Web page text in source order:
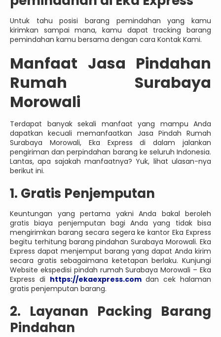
Untuk tahu posisi barang pemindahan yang kamu
kirimkan sampai mana, kamu dapat tracking barang
pemindahan kamu bersama dengan cara Kontak Kami.
Manfaat Jasa Pindahan
Rumah Surabaya
Morowali
Terdapat banyak sekali manfaat yang mampu Anda
dapatkan kecuali memanfaatkan Jasa Pindah Rumah
Surabaya Morowali, Eka Express di dalam jalankan
pengiriman dan perpindahan barang ke seluruh Indonesia.
Lantas, apa sajakah manfaatnya? Yuk, lihat ulasan-nya
berikut ini.
1. Gratis Penjemputan
Keuntungan yang pertama yakni Anda bakal beroleh
gratis biaya penjemputan bagi Anda yang tidak bisa
mengirimkan barang secara segera ke kantor Eka Express
begitu terhitung barang pindahan Surabaya Morowali. Eka
Express dapat menjemput barang yang dapat Anda kirim
secara gratis sebagaimana ketetapan berlaku. Kunjungi
Website ekspedisi pindah rumah Surabaya Morowali – Eka
Express di https://ekaexpress.comdan cek halaman
gratis penjemputan barang.
2. Layanan Packing Barang
Pindahan